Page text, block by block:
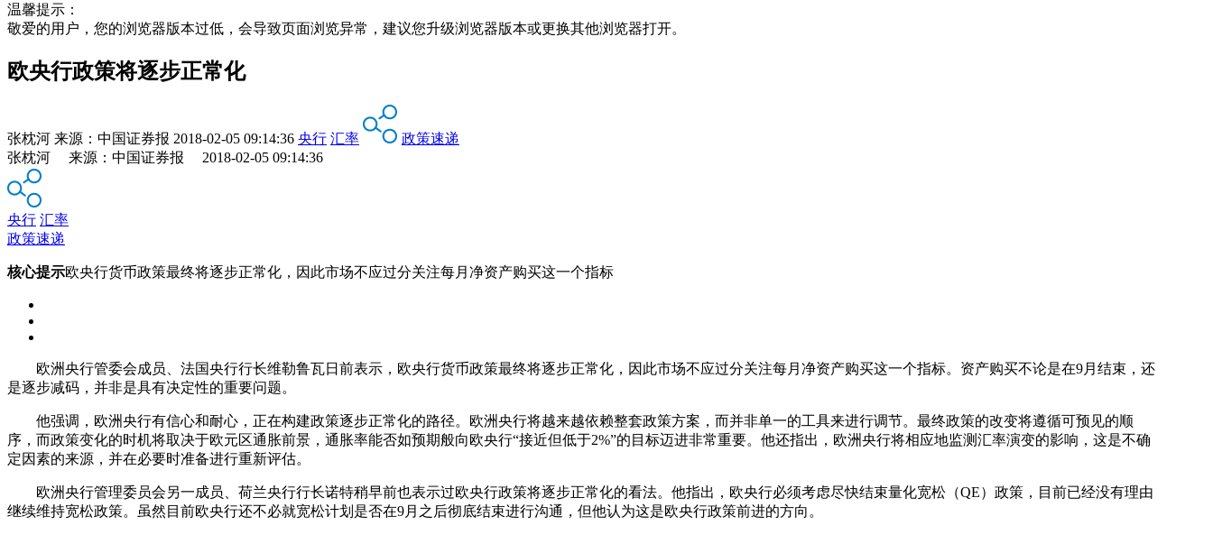
温馨提示：
敬爱的用户，您的浏览器版本过低，会导致页面浏览异常，建议您升级浏览器版本或更换其他浏览器打开。
欧央行政策将逐步正常化
张枕河 来源： 中国证券报 2018-02-05 09:14:36 央行 汇率
政策速递
张枕河 来源：中国证券报 2018-02-05 09:14:36
央行 汇率
政策速递
核心提示欧央行货币政策最终将逐步正常化，因此市场不应过分关注每月净资产购买这一个指标
欧洲央行管委会成员、法国央行行长维勒鲁瓦日前表示，欧央行货币政策最终将逐步正常化，因此市场不应过分关注每月净资产购买这一个指标。资产购买不论是在9月结束，还
是逐步减码，并非是具有决定性的重要问题。
他强调，欧洲央行有信心和耐心，正在构建政策逐步正常化的路径。欧洲央行将越来越依赖整套政策方案，而并非单一的工具来进行调节。最终政策的改变将遵循可预见的顺
序，而政策变化的时机将取决于欧元区通胀前景，通胀率能否如预期般向欧央行“接近但低于2%”的目标迈进非常重要。他还指出，欧洲央行将相应地监测汇率演变的影响，这是不确
定因素的来源，并在必要时准备进行重新评估。
欧洲央行管理委员会另一成员、荷兰央行行长诺特稍早前也表示过欧央行政策将逐步正常化的看法。他指出，欧央行必须考虑尽快结束量化宽松（QE）政策，目前已经没有理由
继续维持宽松政策。虽然目前欧央行还不必就宽松计划是否在9月之后彻底结束进行沟通，但他认为这是欧央行政策前进的方向。